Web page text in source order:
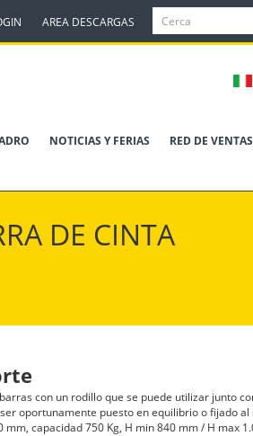
AREA DESCARGAS
NOTICIAS Y FERIAS RED DE VENTAS
DE CINTA
con un rodillo que se puede utilizar junto
oportunamente puesto en equilibrio o fijado al
mm, capacidad 750 Kg, H min 840 mm / H max